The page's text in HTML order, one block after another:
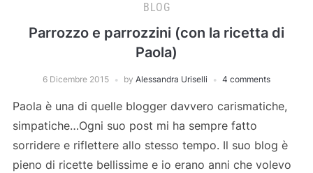
BLOG
Parrozzo e parrozzini (con la ricetta di
Paola)
6 Dicembre 2015 by Alessandra Uriselli 4 comments
Paola è una di quelle blogger davvero carismatiche,
simpatiche…Ogni suo post mi ha sempre fatto
sorridere e riflettere allo stesso tempo. Il suo blog è
pieno di ricette bellissime e io erano anni che volevo